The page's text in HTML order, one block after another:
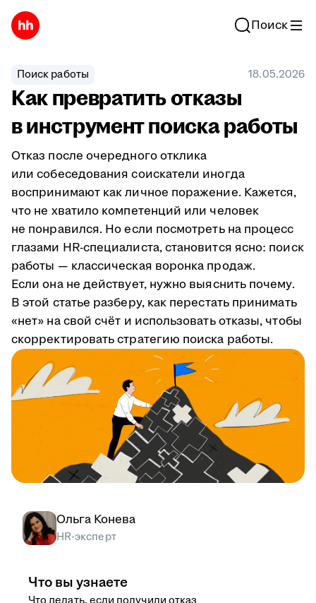
Поиск
Поиск работы 18.05.2026
Как превратить отказы
в инструмент поиска работы
Отказ после очередного отклика
или собеседования соискатели иногда
воспринимают как личное поражение. Кажется,
что не хватило компетенций или человек
не понравился. Но если посмотреть на процесс
глазами HR-специалиста, становится ясно: поиск
работы — классическая воронка продаж.
Если она не действует, нужно выяснить почему.
В этой статье разберу, как перестать принимать
«нет» на свой счёт и использовать отказы, чтобы
скорректировать стратегию поиска работы.
Ольга Конева
HR-эксперт
Что вы узнаете